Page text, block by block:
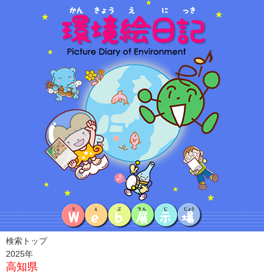
検索トップ
2025年
高知県